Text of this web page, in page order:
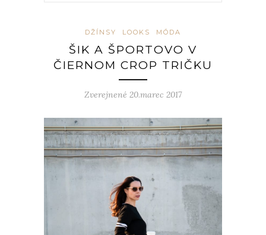
DŽÍNSY LOOKS MÓDA
ŠIK A ŠPORTOVO V
ČIERNOM CROP TRIČKU
Zverejnené 20.marec 2017